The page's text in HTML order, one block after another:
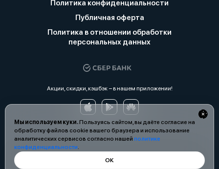
Мы используем куки.Пользуясь сайтом, вы даёте согласие на
обработку файлов cookie вашего браузера и использование
аналитических сервисов согласно нашей политике
конфиденциальности.
ОК
Политика конфиденциальности
Публичная оферта
Политика в отношении обработки
персональных данных
Акции, скидки, кэшбэк − в нашем приложении!